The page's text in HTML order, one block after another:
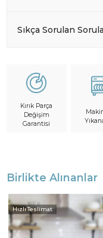
Sıkça Sorulan
Kırık Parça
Değişim
Garantisi
Birlikte Alınanlar
Hızlı Teslimat